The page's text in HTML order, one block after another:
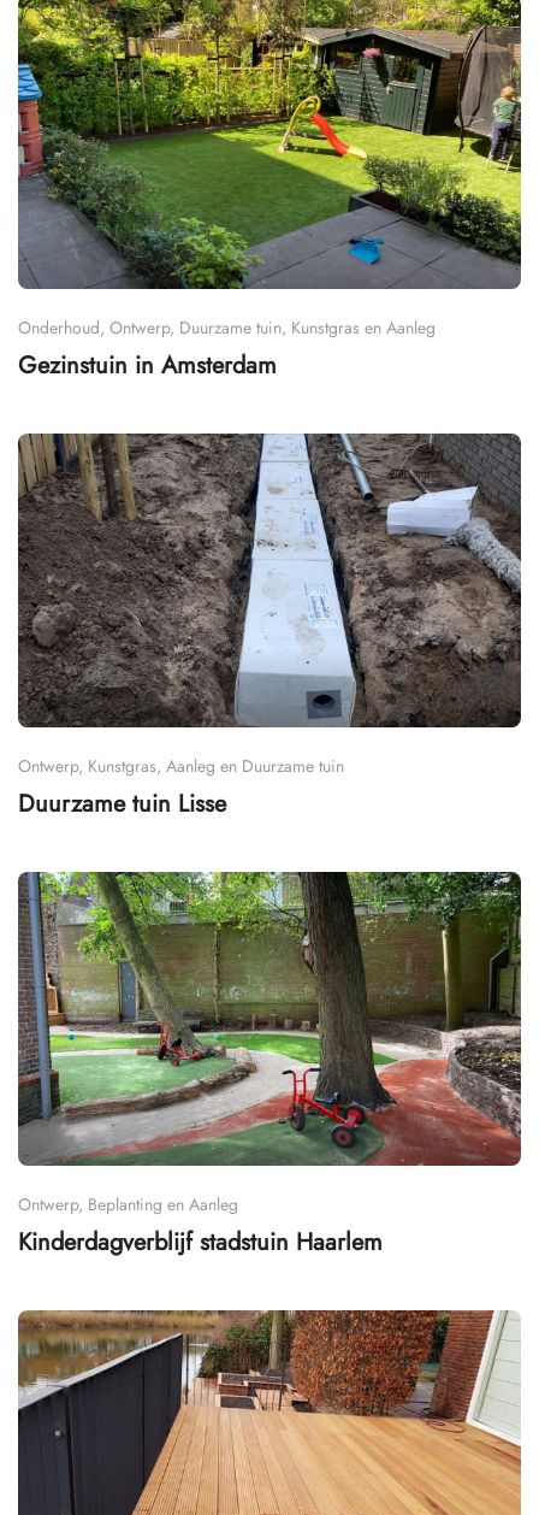
Onderhoud, Ontwerp, Duurzame tuin, Kunstgras en Aanleg
Gezinstuin in Amsterdam
Ontwerp, Kunstgras, Aanleg en Duurzame tuin
Duurzame tuin Lisse
Ontwerp, Beplanting en Aanleg
Kinderdagverblijf stadstuin Haarlem